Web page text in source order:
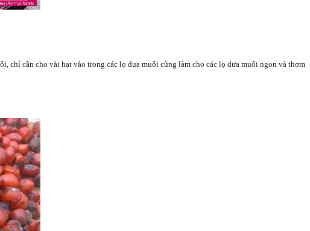
chỉ cần cho vài hạt vào trong các lọ dưa muối cũng làm cho các lọ dưa muối ngon và thơm